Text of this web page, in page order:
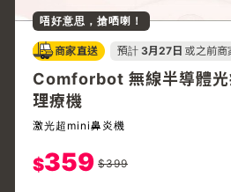
唔好意思，搶哂喇！
商家直送 預計 3月27日 或之前商
Comforbot 無線半導體光
理療機
激光超mini鼻炎機
$359 $399